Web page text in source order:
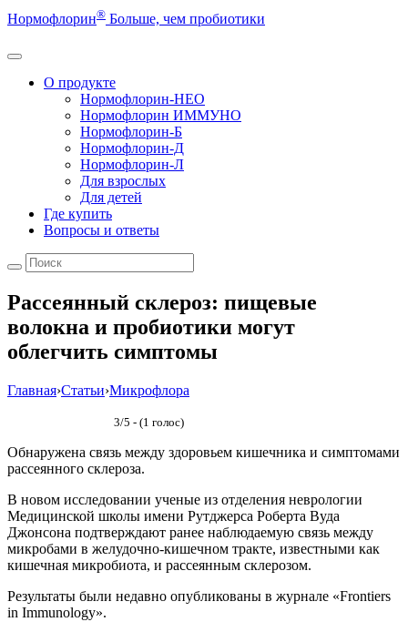
Нормофлорин® Больше, чем пробиотики
О продукте
Нормофлорин-НЕО
Нормофлорин ИММУНО
Нормофлорин-Б
Нормофлорин-Д
Нормофлорин-Л
Для взрослых
Для детей
Где купить
Вопросы и ответы
Рассеянный склероз: пищевые
волокна и пробиотики могут
облегчить симптомы
Главная›Статьи›Микрофлора
3/5 - (1 голос)
Обнаружена связь между здоровьем кишечника и симптомами
рассеянного склероза.
В новом исследовании ученые из отделения неврологии
Медицинской школы имени Рутджерса Роберта Вуда
Джонсона подтверждают ранее наблюдаемую связь между
микробами в желудочно-кишечном тракте, известными как
кишечная микробиота, и рассеянным склерозом.
Результаты были недавно опубликованы в журнале «Frontiers
in Immunology».